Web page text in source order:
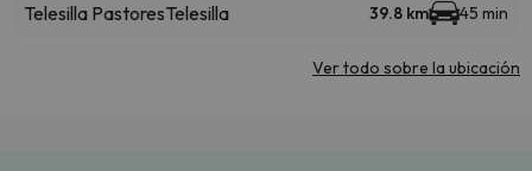
Telesilla PastoresTelesilla 39.8 km 45 min
Ver todo sobre la ubicación